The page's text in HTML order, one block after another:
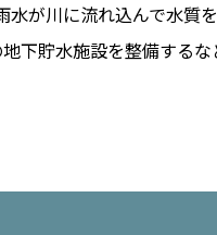
#歴史
#お菓子
が川に流れ込んで水質
下貯水施設を整備する